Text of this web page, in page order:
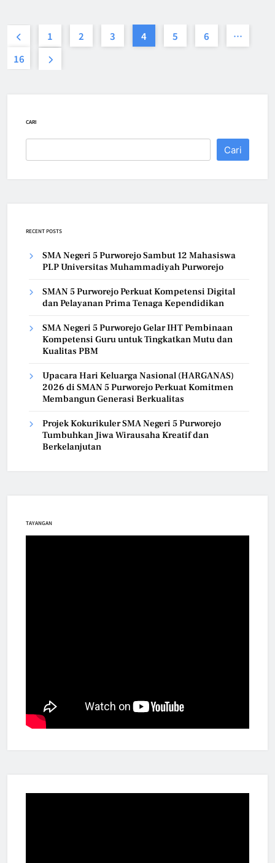
1 2 3 4 5 6
…
16
CARI
Cari
RECENT POSTS
SMA Negeri 5 Purworejo Sambut 12 Mahasiswa
PLP Universitas Muhammadiyah Purworejo
SMAN 5 Purworejo Perkuat Kompetensi Digital
dan Pelayanan Prima Tenaga Kependidikan
SMA Negeri 5 Purworejo Gelar IHT Pembinaan
Kompetensi Guru untuk Tingkatkan Mutu dan
Kualitas PBM
Upacara Hari Keluarga Nasional (HARGANAS)
2026 di SMAN 5 Purworejo Perkuat Komitmen
Membangun Generasi Berkualitas
Projek Kokurikuler SMA Negeri 5 Purworejo
Tumbuhkan Jiwa Wirausaha Kreatif dan
Berkelanjutan
TAYANGAN